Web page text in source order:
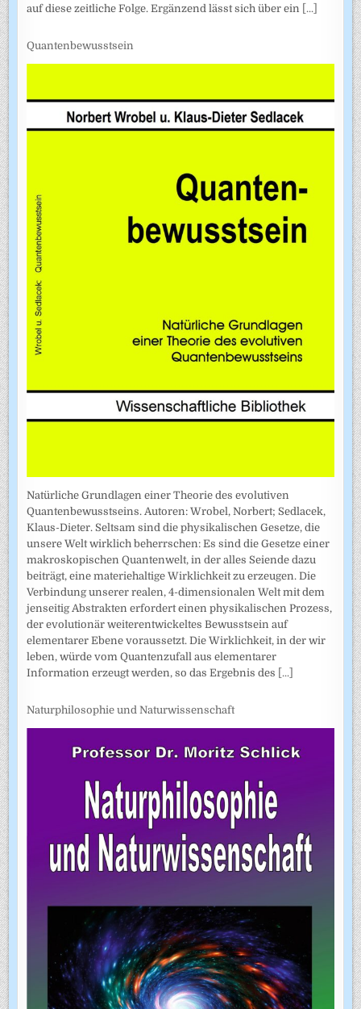
auf diese zeitliche Folge. Ergänzend lässt sich über ein [...]
Quantenbewusstsein
Natürliche Grundlagen einer Theorie des evolutiven
Quantenbewusstseins. Autoren: Wrobel, Norbert; Sedlacek,
Klaus-Dieter. Seltsam sind die physikalischen Gesetze, die
unsere Welt wirklich beherrschen: Es sind die Gesetze einer
makroskopischen Quantenwelt, in der alles Seiende dazu
beiträgt, eine materiehaltige Wirklichkeit zu erzeugen. Die
Verbindung unserer realen, 4-dimensionalen Welt mit dem
jenseitig Abstrakten erfordert einen physikalischen Prozess,
der evolutionär weiterentwickeltes Bewusstsein auf
elementarer Ebene voraussetzt. Die Wirklichkeit, in der wir
leben, würde vom Quantenzufall aus elementarer
Information erzeugt werden, so das Ergebnis des [...]
Naturphilosophie und Naturwissenschaft